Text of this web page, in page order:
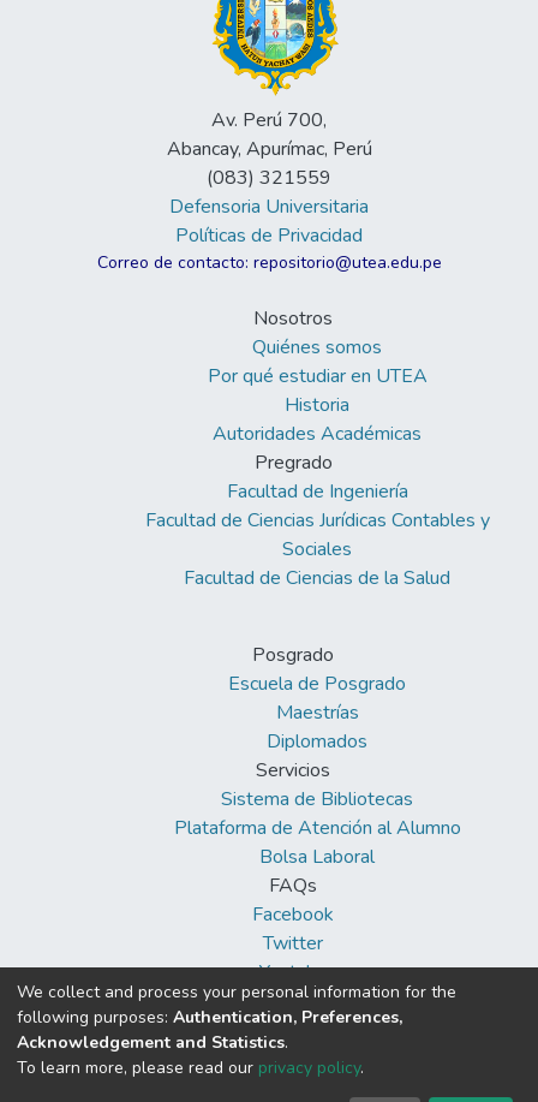
Av. Perú 700,
Abancay, Apurímac, Perú
(083) 321559
Defensoria Universitaria
Políticas de Privacidad
Correo de contacto: repositorio@utea.edu.pe
Nosotros
Quiénes somos
Por qué estudiar en UTEA
Historia
Autoridades Académicas
Pregrado
Facultad de Ingeniería
Facultad de Ciencias Jurídicas Contables y
Sociales
Facultad de Ciencias de la Salud
Posgrado
Escuela de Posgrado
Maestrías
Diplomados
Servicios
Sistema de Bibliotecas
Plataforma de Atención al Alumno
Bolsa Laboral
FAQs
Facebook
Twitter
Youtube
DSpace software copyright © 2002-2026
We collect and process your personal information for the
following purposes: Authentication, Preferences,
Acknowledgement and Statistics.
To learn more, please read our privacy policy.